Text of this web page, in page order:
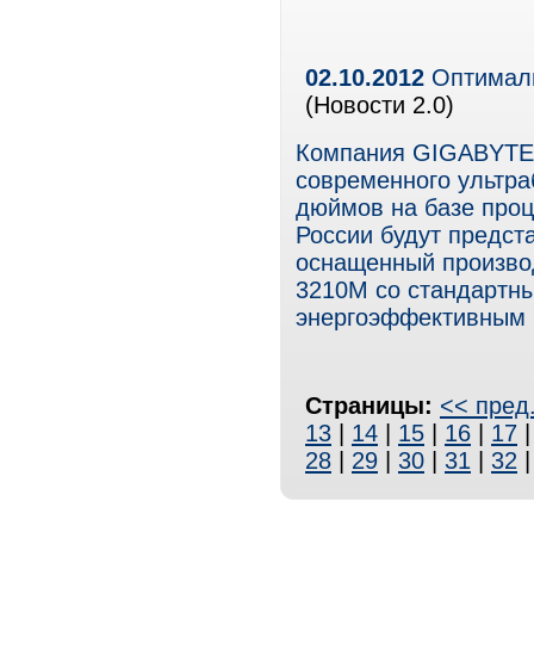
02.10.2012
(Новости 2.0)
Компания
современного
дюймов на базе
России будут
оснащенный
3210M со
энергоэффективным
Страницы: <<
13
14 15 16 17
28
29 30 31 32